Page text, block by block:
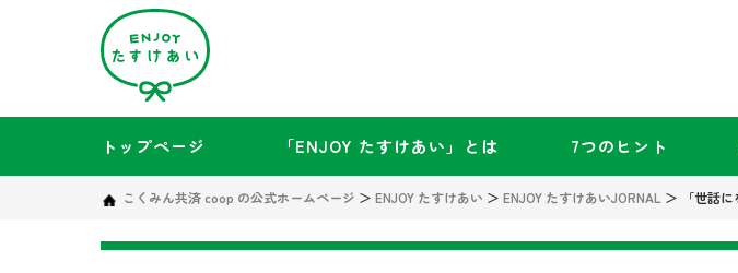
トップページ 「ENJOY たすけあい」とは 7つのヒント
こくみん共済 coop の公式ホームページ ＞ ENJOY たすけあい ＞ ENJOY たすけあいJORNAL ＞ 「世話